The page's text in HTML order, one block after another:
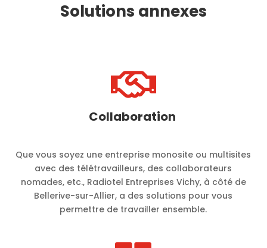
Solutions annexes

Collaboration
Que vous soyez une entreprise monosite ou multisites
avec des télétravailleurs, des collaborateurs
nomades, etc., Radiotel Entreprises Vichy, à côté de
Bellerive-sur-Allier, a des solutions pour vous
permettre de travailler ensemble.